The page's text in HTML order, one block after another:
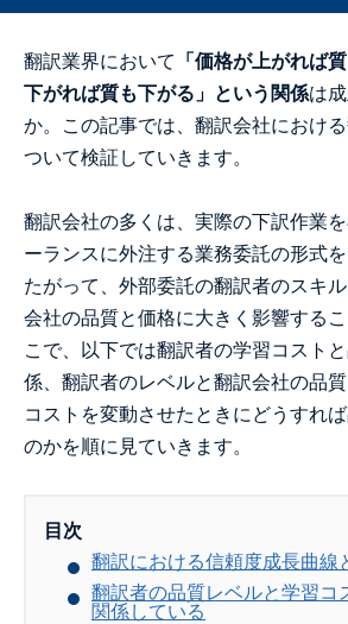
翻訳業界において
「価格が上がれば
下がれば質も下がる」という関係は
か。この記事では、翻訳会社におけ
ついて検証していきます。
翻訳会社の多くは、実際の下訳作業
ーランスに外注する業務委託の形式
たがって、外部委託の翻訳者のスキ
会社の品質と価格に大きく影響する
こで、以下では翻訳者の学習コスト
係、翻訳者のレベルと翻訳会社の品
コストを変動させたときにどうすれ
のかを順に見ていきます。
目次
翻訳における信頼度成長曲線
翻訳者の品質レベルと学習コ
関係している